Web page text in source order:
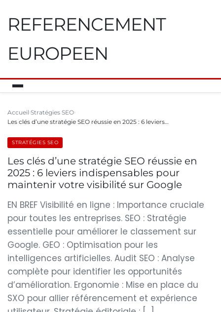
REFERENCEMENT
EUROPEEN
Accueil Stratégies SEO
Les clés d’une stratégie SEO réussie en 2025 : 6 leviers…
STRATÉGIES SEO
Les clés d’une stratégie SEO réussie en
2025 : 6 leviers indispensables pour
maintenir votre visibilité sur Google
EN BREF Visibilité en ligne : Importance cruciale
pour toutes les entreprises. SEO : Stratégie
essentielle pour améliorer le classement sur
Google. GEO : Optimisation pour les
intelligences artificielles. Audit SEO : Analyse
complète pour identifier les opportunités
d’amélioration. Ergonomie : Mise en place du
SXO pour allier référencement et expérience